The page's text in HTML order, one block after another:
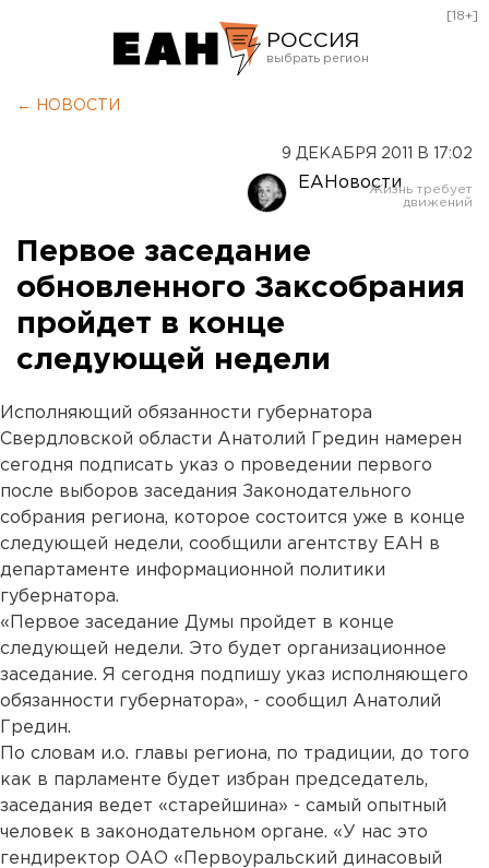
РОССИЯ
Оренбург
[18+]
← НОВОСТИ
9 ДЕКАБРЯ 2011 В 17:02
ЕАНовости
Первое заседание
обновленного Заксобрания
пройдет в конце
следующей недели
Исполняющий обязанности губернатора
Свердловской области Анатолий Гредин намерен
сегодня подписать указ о проведении первого
после выборов заседания Законодательного
собрания региона, которое состоится уже в конце
следующей недели, сообщили агентству ЕАН в
департаменте информационной политики
губернатора.
«Первое заседание Думы пройдет в конце
следующей недели. Это будет организационное
заседание. Я сегодня подпишу указ исполняющего
обязанности губернатора», - сообщил Анатолий
Гредин.
По словам и.о. главы региона, по традиции, до того
как в парламенте будет избран председатель,
заседания ведет «старейшина» - самый опытный
человек в законодательном органе. «У нас это
гендиректор ОАО «Первоуральский динасовый